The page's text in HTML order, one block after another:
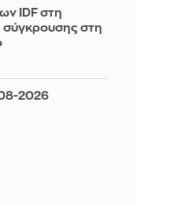
IDF στη
σύγκρουσης στη
2026